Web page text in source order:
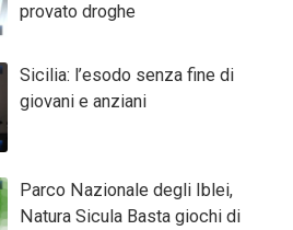
provato droghe
Sicilia: l’esodo senza fine di
giovani e anziani
Parco Nazionale degli Iblei,
Natura Sicula Basta giochi di